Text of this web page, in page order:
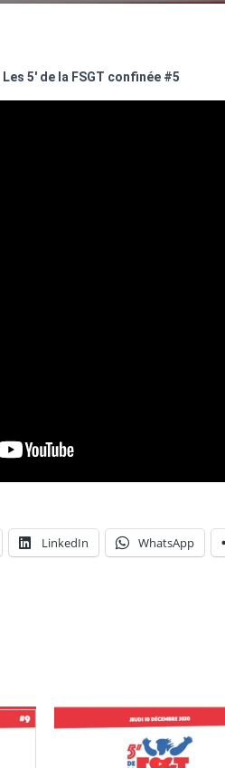
Les 5′ de la FSGT confinée #5
LinkedIn WhatsApp